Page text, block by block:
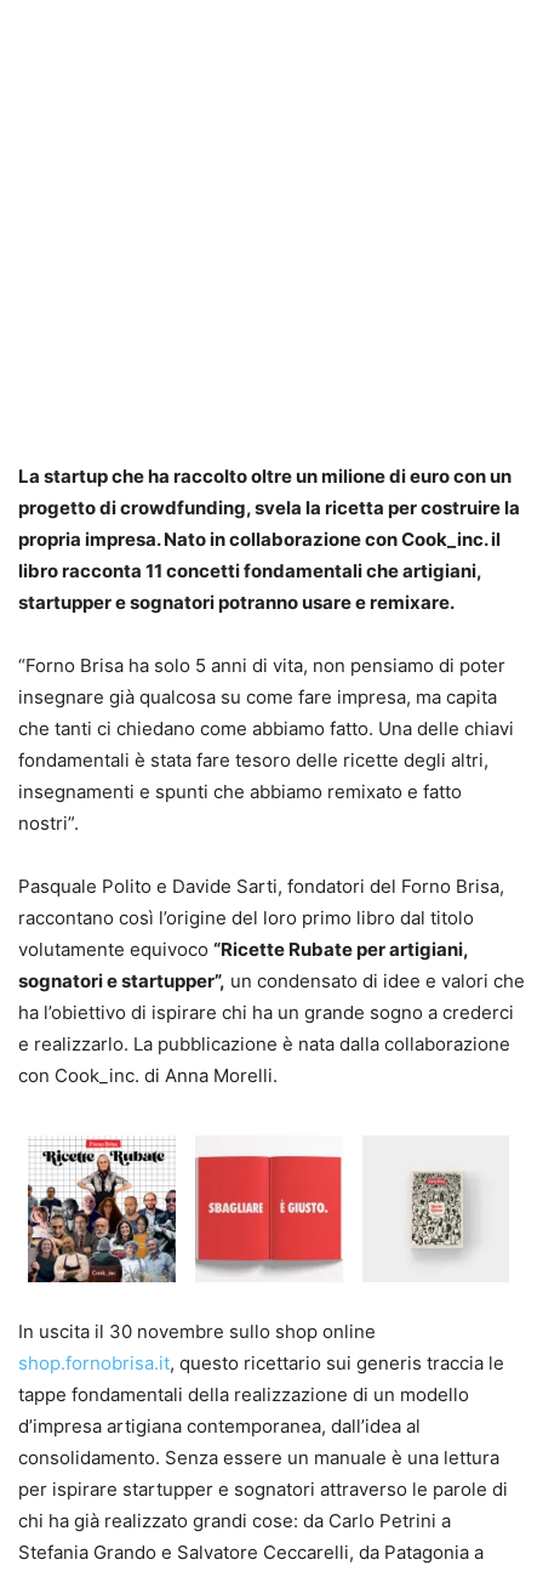
La startup che ha raccolto oltre un milione di euro con un
progetto di crowdfunding, svela la ricetta per costruire la
propria impresa. Nato in collaborazione con Cook_inc. il
libro racconta 11 concetti fondamentali che artigiani,
startupper e sognatori potranno usare e remixare.
“Forno Brisa ha solo 5 anni di vita, non pensiamo di poter
insegnare già qualcosa su come fare impresa, ma capita
che tanti ci chiedano come abbiamo fatto. Una delle chiavi
fondamentali è stata fare tesoro delle ricette degli altri,
insegnamenti e spunti che abbiamo remixato e fatto
nostri”.
Pasquale Polito e Davide Sarti, fondatori del Forno Brisa,
raccontano così l’origine del loro primo libro dal titolo
volutamente equivoco “Ricette Rubate per artigiani,
sognatori e startupper”, un condensato di idee e valori che
ha l’obiettivo di ispirare chi ha un grande sogno a crederci
e realizzarlo. La pubblicazione è nata dalla collaborazione
con Cook_inc. di Anna Morelli.
In uscita il 30 novembre sullo shop online
shop.fornobrisa.it, questo ricettario sui generis traccia le
tappe fondamentali della realizzazione di un modello
d’impresa artigiana contemporanea, dall’idea al
consolidamento. Senza essere un manuale è una lettura
per ispirare startupper e sognatori attraverso le parole di
chi ha già realizzato grandi cose: da Carlo Petrini a
Stefania Grando e Salvatore Ceccarelli, da Patagonia a